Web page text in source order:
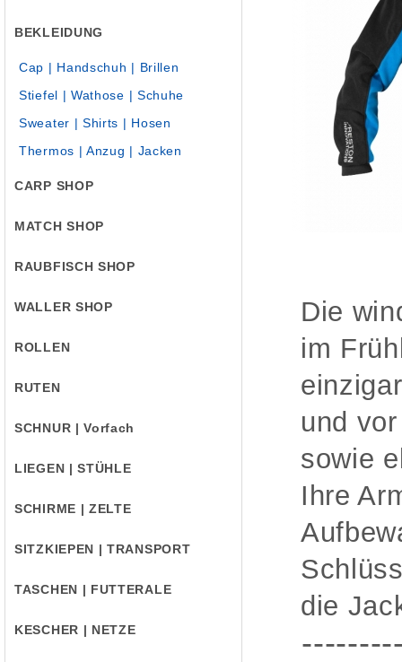
BEKLEIDUNG
Cap | Handschuh | Brillen
Stiefel | Wathose | Schuhe
Sweater | Shirts | Hosen
Thermos | Anzug | Jacken
CARP SHOP
MATCH SHOP
RAUBFISCH SHOP
WALLER SHOP
ROLLEN
RUTEN
SCHNUR | Vorfach
LIEGEN | STÜHLE
SCHIRME | ZELTE
SITZKIEPEN | TRANSPORT
TASCHEN | FUTTERALE
KESCHER | NETZE
Die
im
und
sowie
Ihre
die